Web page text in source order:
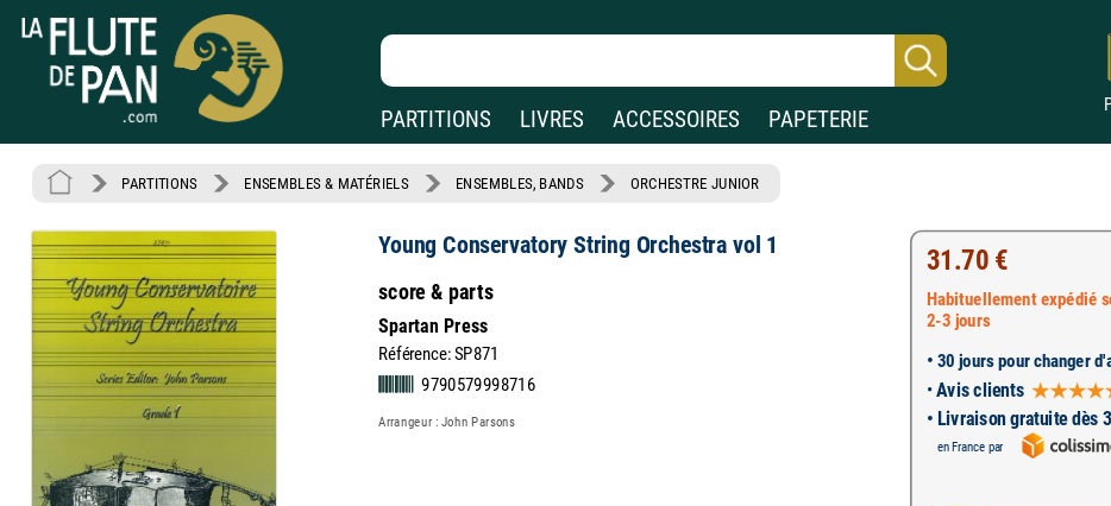
PARTITIONS LIVRES ACCESSOIRES PAPETERIE
PARTITIONS ENSEMBLES & MATÉRIELS ENSEMBLES, BANDS ORCHESTRE JUNIOR
Young Conservatory String Orchestra vol 1
score & parts
Spartan Press
Référence: SP871
9790579998716
Arrangeur : John Parsons
31.70 €
Habituellement expédié
2-3 jours
• 30 jours pour changer
•Avis clients
• Livraison gratuite dès
en France par